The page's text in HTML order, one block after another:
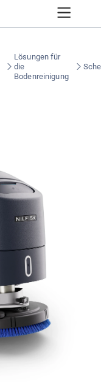
Lösungen für
die
Bodenreinigung